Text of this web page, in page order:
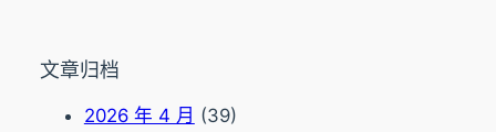
文章归档
2026 年 4 月 (39)